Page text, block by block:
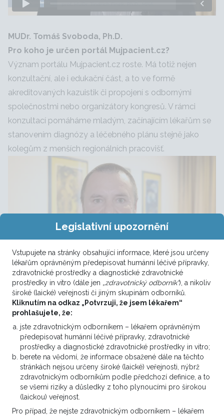
MUDr. Tomáš Svoboda, Ph.D.
Pro koho je určen portál Mujpacient.cz?
Význam portálu Mujpacient.cz roste. Má totiž nejen
konzultační, ale i edukační část, a to ve formě
akreditovaných kazuistik či propojení s odbornými
společnostmi nebo organizátory kongresů. V rámci
konzultací pomáháme mladým, začínajícím lékařům se
stanovením diagnózy a léčebného plánu stejně jako
kolegům z menších regionálních pracovišť.
Děkujeme všem, kteří poskytli komentáře.
SDÍLET
Další novinky z oboru
Legislativní upozornění
Vstupujete na stránky obsahující informace, které jsou určeny
lékařům oprávněným předepisovat humánní léčivé přípravky,
zdravotnické prostředky a diagnostické zdravotnické
prostředky in vitro (dále jen „zdravotnický odborník“), a nikoliv
široké (laické) veřejnosti či jiným skupinám odborníků.
Kliknutím na odkaz „Potvrzuji, že jsem lékařem“
prohlašujete, že:
jste zdravotnickým odborníkem – lékařem oprávněným
předepisovat humánní léčivé přípravky, zdravotnické
prostředky a diagnostické zdravotnické prostředky in vitro;
berete na vědomí, že informace obsažené dále na těchto
stránkách nejsou určeny široké (laické) veřejnosti, nýbrž
zdravotnickým odborníkům podle předchozí definice, a to
se všemi riziky a důsledky z toho plynoucími pro širokou
(laickou) veřejnost.
Pro případ, že nejste zdravotnickým odborníkem – lékařem